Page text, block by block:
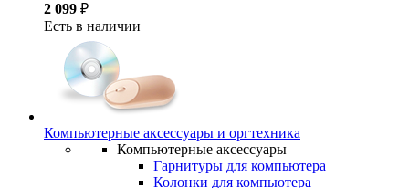
2 099 ₽
Есть в наличии
Компьютерные аксессуары и оргтехника
Компьютерные аксессуары
Гарнитуры для компьютера
Колонки для компьютера